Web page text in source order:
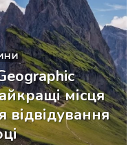
місця
відвідування